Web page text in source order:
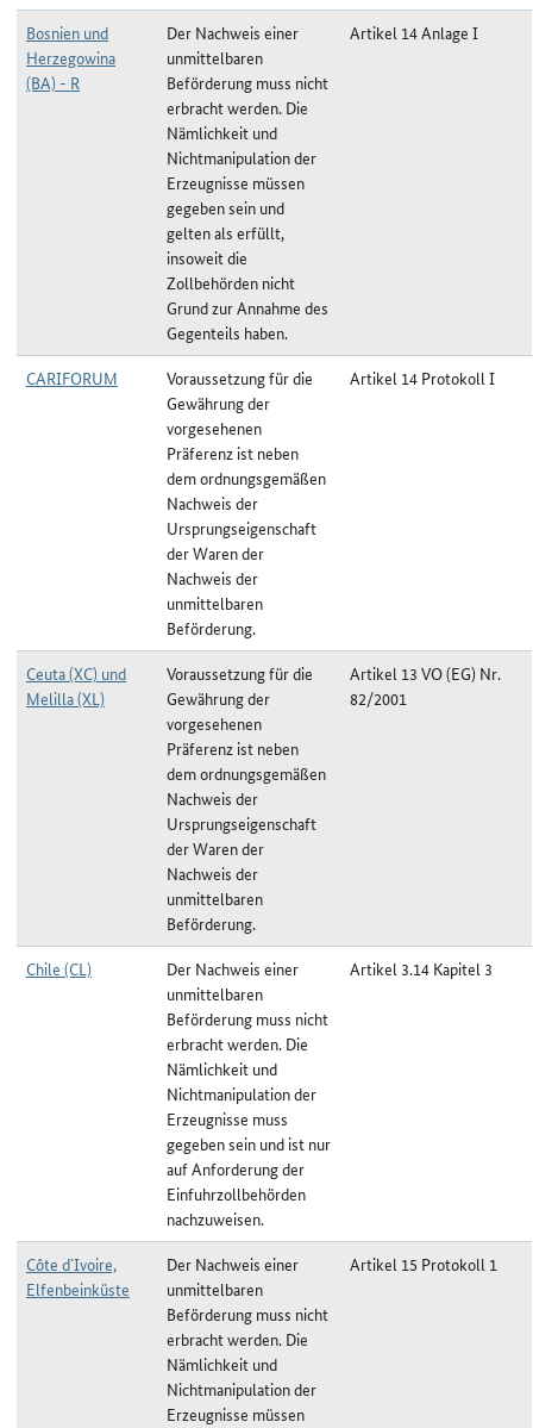
Bosnien und
Herzegowina
(BA) - R
Der Nachweis einer
unmittelbaren
Beförderung muss nicht
erbracht werden. Die
Nämlichkeit und
Nichtmanipulation der
Erzeugnisse müssen
gegeben sein und
gelten als erfüllt,
insoweit die
Zollbehörden nicht
Grund zur Annahme des
Gegenteils haben.
Artikel 14 Anlage I
CARIFORUM
Voraussetzung für die
Gewährung der
vorgesehenen
Präferenz ist neben
dem ordnungsgemäßen
Nachweis der
Ursprungseigenschaft
der Waren der
Nachweis der
unmittelbaren
Beförderung.
Artikel 14 Protokoll I
Ceuta (XC) und
Melilla (XL)
Voraussetzung für die
Gewährung der
vorgesehenen
Präferenz ist neben
dem ordnungsgemäßen
Nachweis der
Ursprungseigenschaft
der Waren der
Nachweis der
unmittelbaren
Beförderung.
Artikel 13 VO (EG) Nr.
82/2001
Chile (CL)
Der Nachweis einer
unmittelbaren
Beförderung muss nicht
erbracht werden. Die
Nämlichkeit und
Nichtmanipulation der
Erzeugnisse muss
gegeben sein und ist nur
auf Anforderung der
Einfuhrzollbehörden
nachzuweisen.
Artikel 3.14 Kapitel 3
Côte d`Ivoire,
Elfenbeinküste
Der Nachweis einer
unmittelbaren
Beförderung muss nicht
erbracht werden. Die
Nämlichkeit und
Nichtmanipulation der
Erzeugnisse müssen
Artikel 15 Protokoll 1